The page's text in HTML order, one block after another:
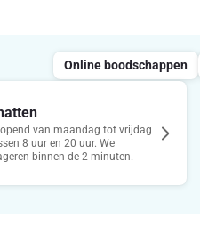
Online boodschappen
van maandag tot vrijdag
8 uur en 20 uur. We
binnen de 2 minuten.